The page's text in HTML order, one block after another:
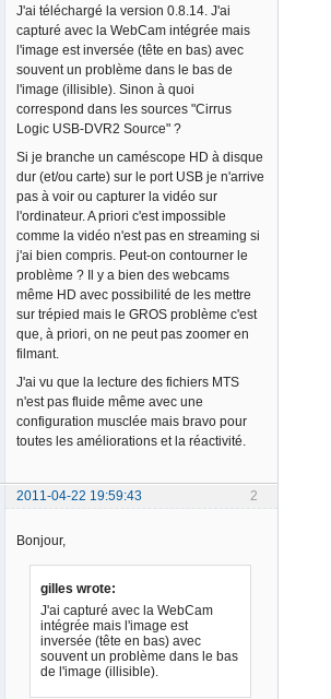
J'ai téléchargé la version 0.8.14. J'ai
capturé avec la WebCam intégrée mais
l'image est inversée (tête en bas) avec
souvent un problème dans le bas de
l'image (illisible). Sinon à quoi
correspond dans les sources "Cirrus
Logic USB-DVR2 Source" ?
Si je branche un caméscope HD à disque
dur (et/ou carte) sur le port USB je n'arrive
pas à voir ou capturer la vidéo sur
l'ordinateur. A priori c'est impossible
comme la vidéo n'est pas en streaming si
j'ai bien compris. Peut-on contourner le
problème ? Il y a bien des webcams
même HD avec possibilité de les mettre
sur trépied mais le GROS problème c'est
que, à priori, on ne peut pas zoomer en
filmant.
J'ai vu que la lecture des fichiers MTS
n'est pas fluide même avec une
configuration musclée mais bravo pour
toutes les améliorations et la réactivité.
2
2011-04-22 19:59:43
Bonjour,
gilles wrote:
J'ai capturé avec la WebCam
intégrée mais l'image est
inversée (tête en bas) avec
souvent un problème dans le bas
de l'image (illisible).